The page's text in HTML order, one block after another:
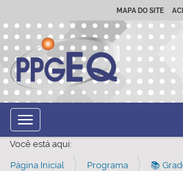
MAPA DO SITE
Toggle navigation
Você está aqui:
Página Inicial Programa
📚